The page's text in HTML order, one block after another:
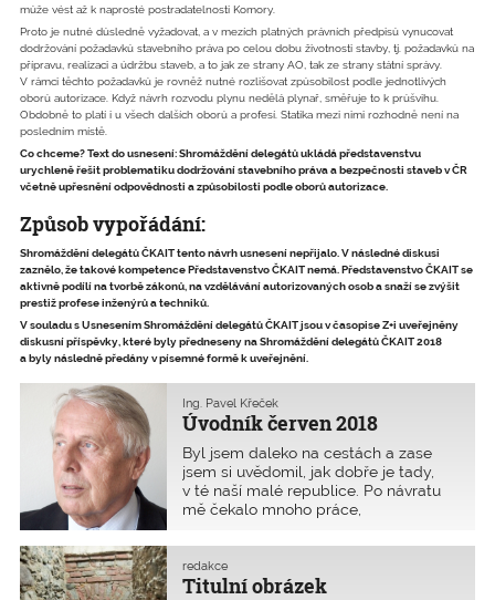
může vést až k naprosté postradatelnosti Komory.
Proto je nutné důsledně vyžadovat, a v mezích platných právních předpisů vynucovat
dodržování požadavků stavebního práva po celou dobu životnosti stavby, tj. požadavků na
přípravu, realizaci a údržbu staveb, a to jak ze strany AO, tak ze strany státní správy.
V rámci těchto požadavků je rovněž nutné rozlišovat způsobilost podle jednotlivých
oborů autorizace. Když návrh rozvodu plynu nedělá plynař, směřuje to k průšvihu.
Obdobně to platí i u všech dalších oborů a profesí. Statika mezi nimi rozhodně není na
posledním místě.
Co chceme? Text do usnesení: Shromáždění delegátů ukládá představenstvu
urychleně řešit problematiku dodržování stavebního práva a bezpečnosti staveb v ČR
včetně upřesnění odpovědnosti a způsobilosti podle oborů autorizace.
Způsob vypořádání:
Shromáždění delegátů ČKAIT tento návrh usnesení nepřijalo. V následné diskusi
zaznělo, že takové kompetence Představenstvo ČKAIT nemá. Představenstvo ČKAIT se
aktivně podílí na tvorbě zákonů, na vzdělávání autorizovaných osob a snaží se zvýšit
prestiž profese inženýrů a techniků.
V souladu s Usnesením Shromáždění delegátů ČKAIT jsou v časopise Z+i uveřejněny
diskusní příspěvky, které byly předneseny na Shromáždění delegátů ČKAIT 2018
a byly následně předány v písemné formě k uveřejnění.
Úvodník červen 2018
Ing. Pavel Křeček
Byl jsem daleko na cestách a zase
jsem si uvědomil, jak dobře je tady,
v té naší malé republice. Po návratu
mě čekalo mnoho práce,
připadala jako džungle, ze které jsem
se vrátil. Malér je, že je takové sucho.
Politika zasahuje do všeho – i do
Titulní obrázek
redakce